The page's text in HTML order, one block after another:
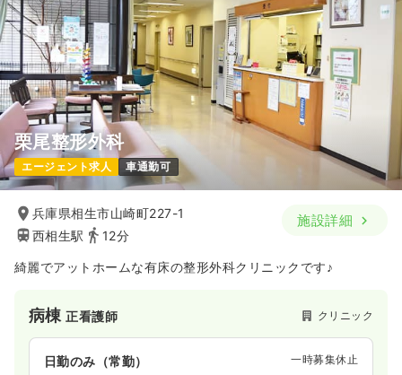
栗尾整形外科
エージェント求人 車通勤可
兵庫県相生市山崎町227-1
西相生駅
12分
施設詳細
綺麗でアットホームな有床の整形外科クリニックです♪
病棟正看護師 クリニック
日勤のみ（常勤） 一時募集休止